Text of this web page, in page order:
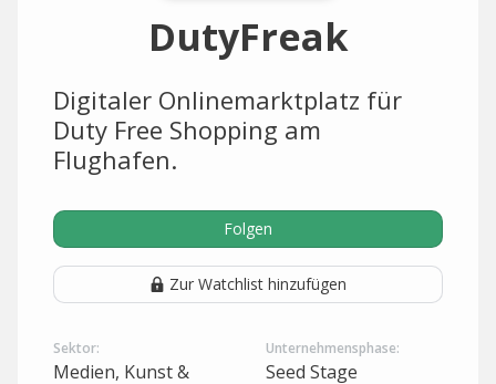
DutyFreak
Digitaler Onlinemarktplatz für
Duty Free Shopping am
Flughafen.
Folgen
Zur Watchlist hinzufügen
Sektor:
Medien, Kunst &
Unternehmensphase:
Seed Stage